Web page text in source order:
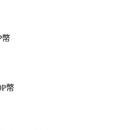
幣
幣